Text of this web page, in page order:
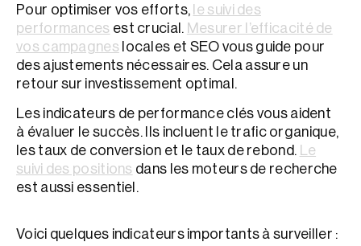
Pour optimiser vos efforts, le suivi des
performances est crucial. Mesurer l’efficacité de
vos campagnes locales et SEO vous guide pour
des ajustements nécessaires. Cela assure un
retour sur investissement optimal.
Les indicateurs de performance clés vous aident
à évaluer le succès. Ils incluent le trafic organique,
les taux de conversion et le taux de rebond.
Le
suivi des positions dans les moteurs de recherche
est aussi essentiel.
Voici quelques indicateurs importants à surveiller :